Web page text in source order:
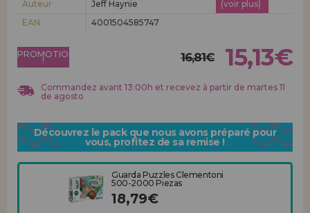
Allez-y! Nous vous attendions.
Auteur
Jeff Haynie
(voir plus)
EAN
4001504585747
PROMOTION
! 16,81€ 15,13€
Commandez avant 13:00h et recevez à partir de martes 11
de agosto
Découvrez le pack que nous avons préparé pour
vous, profitez de sa remise !
Guarda Puzzles Clementoni
500-2000 Piezas
18,79€